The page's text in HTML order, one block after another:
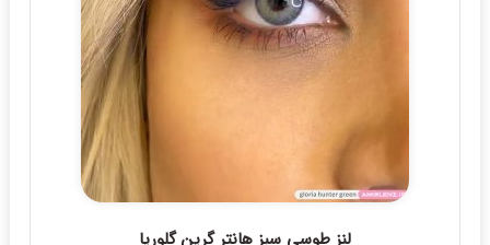
لنز طوسی سبز هانتر گرین گلوریا